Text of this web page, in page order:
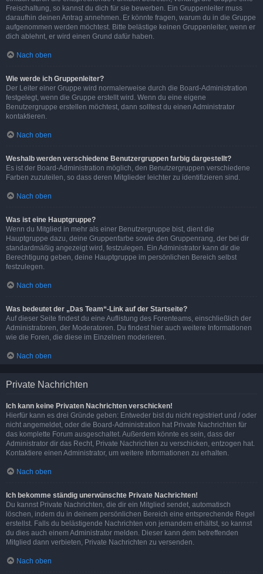
Freischaltung, so kannst du dich für sie bewerben. Ein Gruppenleiter muss
daraufhin deinen Antrag annehmen. Er könnte fragen, warum du in die Gruppe
aufgenommen werden möchtest. Bitte belästige keinen Gruppenleiter, wenn er
dich ablehnt, er wird einen Grund dafür haben.
Nach oben
Wie werde ich Gruppenleiter?
Der Leiter einer Gruppe wird normalerweise durch die Board-Administration
festgelegt, wenn die Gruppe erstellt wird. Wenn du eine eigene
Benutzergruppe erstellen möchtest, dann solltest du einen Administrator
kontaktieren.
Nach oben
Weshalb werden verschiedene Benutzergruppen farbig dargestellt?
Es ist der Board-Administration möglich, den Benutzergruppen verschiedene
Farben zuzuteilen, so dass deren Mitglieder leichter zu identifizieren sind.
Nach oben
Was ist eine Hauptgruppe?
Wenn du Mitglied in mehr als einer Benutzergruppe bist, dient die
Hauptgruppe dazu, deine Gruppenfarbe sowie den Gruppenrang, der bei dir
standardmäßig angezeigt wird, festzulegen. Ein Administrator kann dir die
Berechtigung geben, deine Hauptgruppe im persönlichen Bereich selbst
festzulegen.
Nach oben
Was bedeutet der „Das Team“-Link auf der Startseite?
Auf dieser Seite findest du eine Auflistung des Forenteams, einschließlich der
Administratoren, der Moderatoren. Du findest hier auch weitere Informationen
wie die Foren, die diese im Einzelnen moderieren.
Nach oben
Private Nachrichten
Ich kann keine Privaten Nachrichten verschicken!
Hierfür kann es drei Gründe geben: Entweder bist du nicht registriert und / oder
nicht angemeldet, oder die Board-Administration hat Private Nachrichten für
das komplette Forum ausgeschaltet. Außerdem könnte es sein, dass der
Administrator dir das Recht, Private Nachrichten zu verschicken, entzogen hat.
Kontaktiere einen Administrator, um weitere Informationen zu erhalten.
Nach oben
Ich bekomme ständig unerwünschte Private Nachrichten!
Du kannst Private Nachrichten, die dir ein Mitglied sendet, automatisch
löschen, indem du in deinem persönlichen Bereich eine entsprechende Regel
erstellst. Falls du belästigende Nachrichten von jemandem erhältst, so kannst
du dies auch einem Administrator melden. Dieser kann dem betreffenden
Mitglied dann verbieten, Private Nachrichten zu versenden.
Nach oben